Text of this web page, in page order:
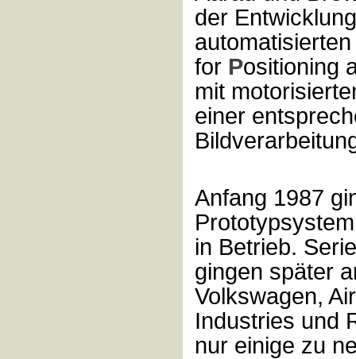
der
for Positioning
mit
einer
Anfang 1987
in Betrieb.
gingen später
Volkswagen,
Industries und
nur einige zu